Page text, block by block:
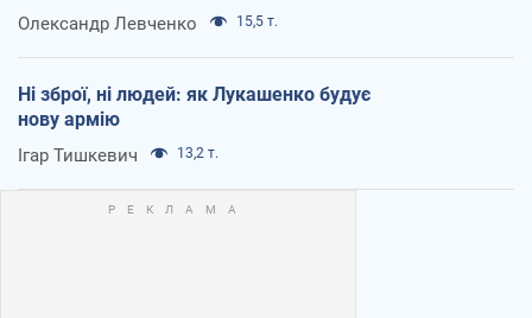
Олександр Левченко 15,5 т.
Ні зброї, ні людей: як Лукашенко будує
нову армію
Ігар Тишкевич 13,2 т.